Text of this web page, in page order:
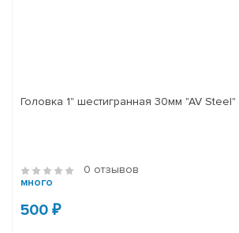
Головка 1" шестигранная 30мм "AV
0 отзывов
много
500 ₽